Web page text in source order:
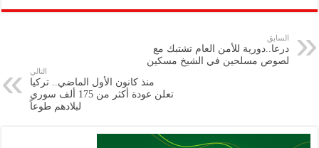
p
y
Li
eb
oo
k
tt
nt
at
A
p
p
gr
ai
ar
السابق
درعا..دورية للأمن العام تشتبك مع
لصوص مسلحين في الشيخ مسكين
التالي
منذ كانون الأول الماضي.. تركيا
تعلن عودة أكثر من 175 ألف سوري
لبلادهم طوعاً